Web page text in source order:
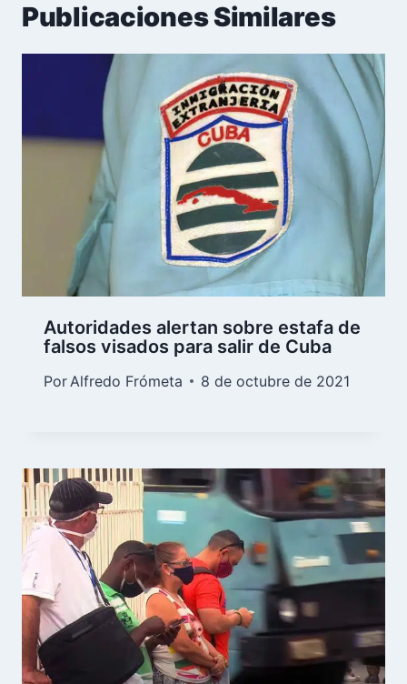
Publicaciones Similares
Autoridades alertan sobre estafa de
falsos visados para salir de Cuba
Por Alfredo Frómeta 8 de octubre de 2021